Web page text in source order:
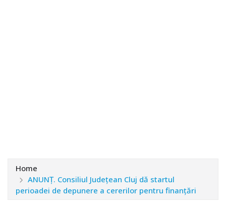
Home
ANUNȚ. Consiliul Județean Cluj dă startul
perioadei de depunere a cererilor pentru finanțări